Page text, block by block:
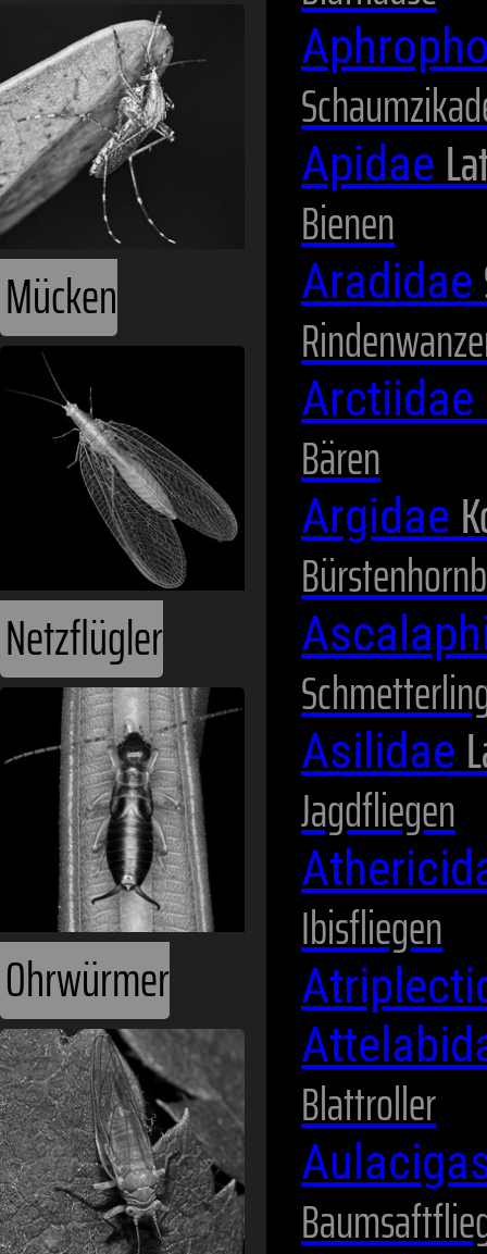
Netzflügler
Ohrwürmer
Pflanzenläuse
Schmetterlinge
Apidae
Bienen
Aradidae
Arctiidae
Bären
Argidae
Asilidae
Jagdfliegen
Ibisfliegen
Blattroller